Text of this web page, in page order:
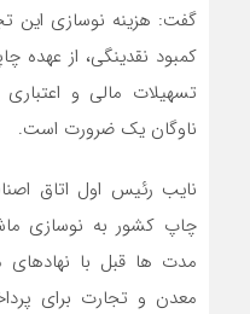
گفت: هزينه نوسازي اين
کمبود نقدينگي، از عهده
تسهيلات مالي و
ناوگان يک ضرورت است.
نايب رئيس اول اتاق
چاپ کشور به نوسازي
مدت ها قبل با نهادهاي
معدن و تجارت براي